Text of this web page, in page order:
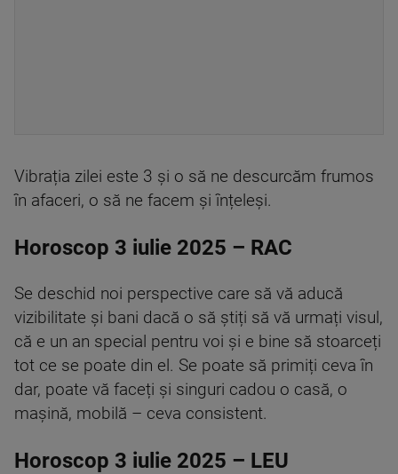
Vibrația zilei este 3 și o să ne descurcăm frumos
în afaceri, o să ne facem și înțeleși.
Horoscop 3 iulie 2025 – RAC
Se deschid noi perspective care să vă aducă
vizibilitate și bani dacă o să știți să vă urmați visul,
că e un an special pentru voi și e bine să stoarceți
tot ce se poate din el. Se poate să primiți ceva în
dar, poate vă faceți și singuri cadou o casă, o
mașină, mobilă – ceva consistent.
Horoscop 3 iulie 2025 – LEU